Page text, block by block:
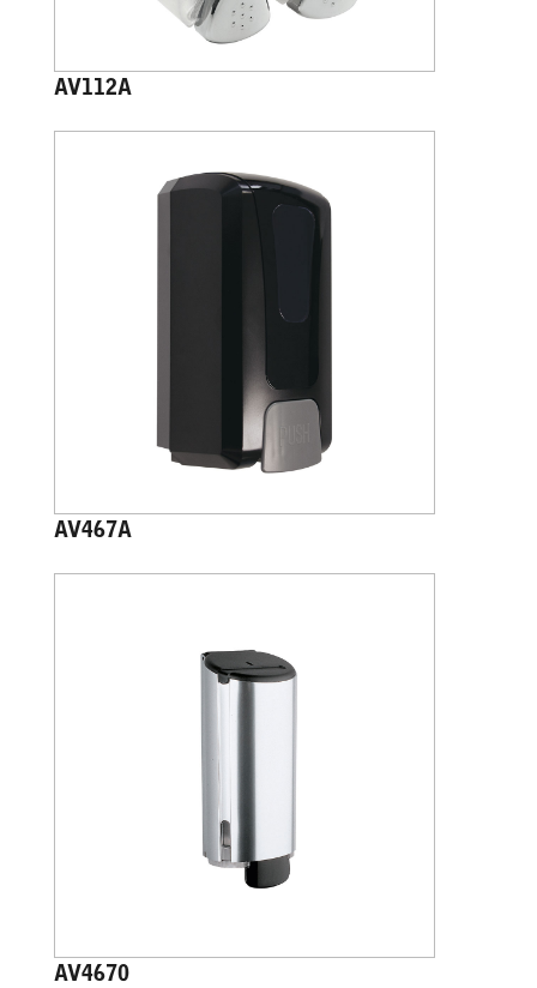
AV112A
AV467A
AV4670